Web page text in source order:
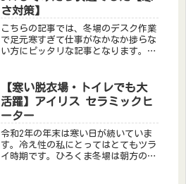
具はどの調理もかんたんなので、コレ
から使ってみたい方はぜひ参考にして
みてください。
さ対策】
こちらの記事では、冬場のデスク作業
で足元寒すぎて仕事がなかなか捗らな
い方にピッタリな記事となります。
はかなり快適です。取説にはデスクに
コタツ取付禁止と記載されています
が、自己責任での取付DIYとなります
のでご了承ください。
【寒い脱衣場・トイレでも大
活躍】アイリス セラミックヒ
ーター
令和2年の年末は寒い日が続いていま
す。冷え性の私にとってはとてもツラ
イ時期です。ひろくま冬場は朝方の寒